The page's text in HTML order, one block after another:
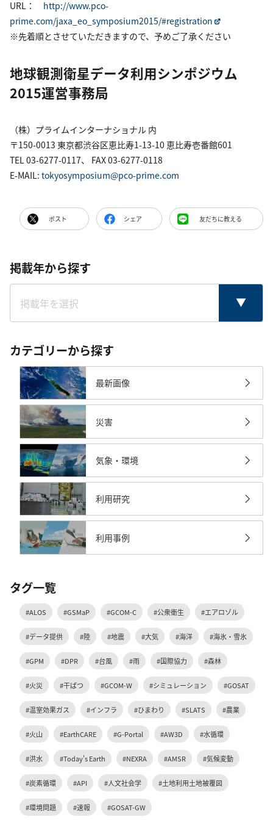
URL： http://www.pco-
prime.com/jaxa_eo_symposium2015/#registration
※先着順とさせていただきますので、予めご了承ください
地球観測衛星データ利用シンポジウム
2015運営事務局
（株）プライムインターナショナル 内
〒150-0013 東京都渋谷区恵比寿1-13-10 恵比寿壱番館601
TEL 03-6277-0117、 FAX 03-6277-0118
E-MAIL: tokyosymposium@pco-prime.com
ポスト シェア 友だちに教える
掲載年から探す
カテゴリーから探す
最新画像
災害
気象・環境
利用研究
利用事例
タグ一覧
#ALOS #GSMaP #GCOM-C #公衆衛生 #エアロゾル
#データ提供 #陸 #地震 #大気 #海洋 #海氷・雪氷
#GPM #DPR #台風 #雨 #国際協力 #森林
#火災 #干ばつ #GCOM-W #シミュレーション #GOSAT
#温室効果ガス #インフラ #ひまわり #SLATS #農業
#火山 #EarthCARE #G-Portal #AW3D #水循環
#洪水 #Today's Earth #NEXRA #AMSR #気候変動
#炭素循環 #API #人文社会学 #土地利用土地被覆図
#環境問題 #速報 #GOSAT-GW